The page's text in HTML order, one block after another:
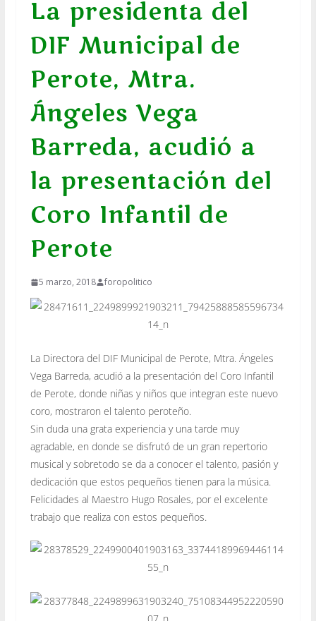
La presidenta del
DIF Municipal de
Perote, Mtra.
Ángeles Vega
Barreda, acudió a
la presentación del
Coro Infantil de
Perote
5 marzo, 2018 foropolitico
La Directora del DIF Municipal de Perote, Mtra. Ángeles
Vega Barreda, acudió a la presentación del Coro Infantil
de Perote, donde niñas y niños que integran este nuevo
coro, mostraron el talento peroteño.
Sin duda una grata experiencia y una tarde muy
agradable, en donde se disfrutó de un gran repertorio
musical y sobretodo se da a conocer el talento, pasión y
dedicación que estos pequeños tienen para la música.
Felicidades al Maestro Hugo Rosales, por el excelente
trabajo que realiza con estos pequeños.